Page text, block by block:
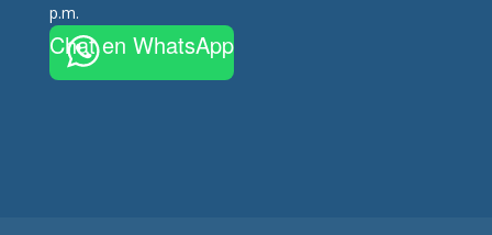
p.m.
Chat en WhatsApp